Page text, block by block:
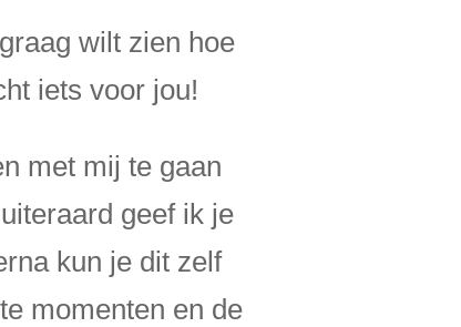
wilt zien hoe
iets voor jou!
met mij te gaan
geef ik je
kun je dit zelf
momenten en de